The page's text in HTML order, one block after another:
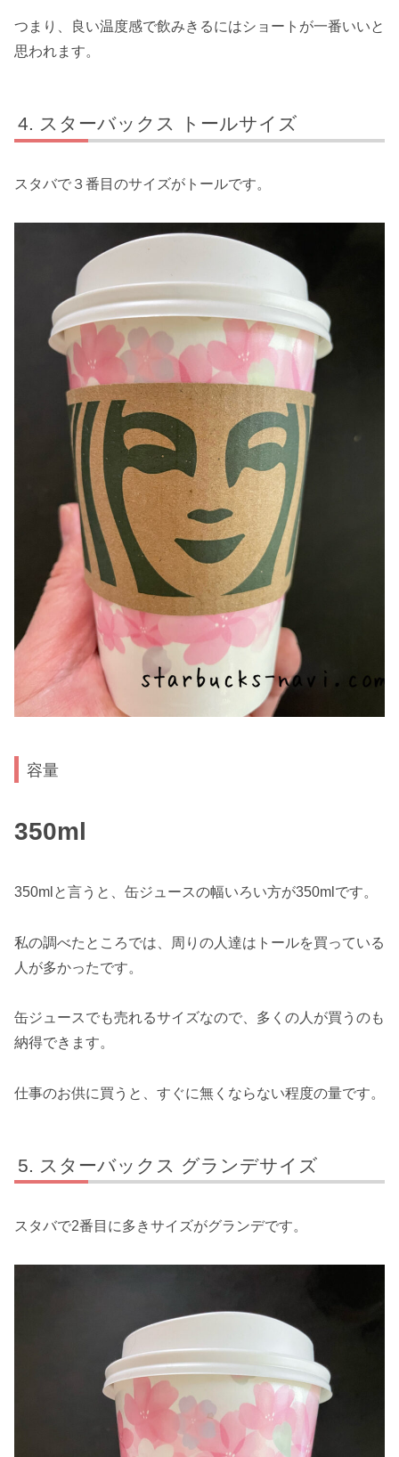
つまり、良い温度感で飲みきるにはショートが一番いいと
思われます。
スターバックス トールサイズ
スタバで３番目のサイズがトールです。
容量
350ml
350mlと言うと、缶ジュースの幅いろい方が350mlです。
私の調べたところでは、周りの人達はトールを買っている
人が多かったです。
缶ジュースでも売れるサイズなので、多くの人が買うのも
納得できます。
仕事のお供に買うと、すぐに無くならない程度の量です。
スターバックス グランデサイズ
スタバで2番目に多きサイズがグランデです。